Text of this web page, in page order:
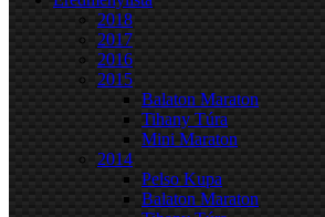
2018
2017
2016
2015
Balaton Maraton
Tihany Túra
Mini Maraton
2014
Pelso Kupa
Balaton Maraton